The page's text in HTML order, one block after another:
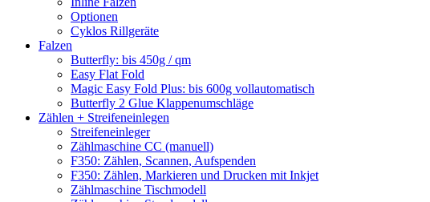
Optionen
Cyklos Rillgeräte
Falzen
Butterfly: bis 450g / qm
Easy Flat Fold
Magic Easy Fold Plus: bis 600g vollautomatisch
Butterfly 2 Glue Klappenumschläge
Zählen + Streifeneinlegen
Streifeneinleger
Zählmaschine CC (manuell)
F350: Zählen, Scannen, Aufspenden
F350: Zählen, Markieren und Drucken mit Inkjet
Zählmaschine Tischmodell